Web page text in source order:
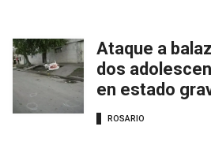
Ataque a
dos
en estado
ROSARIO